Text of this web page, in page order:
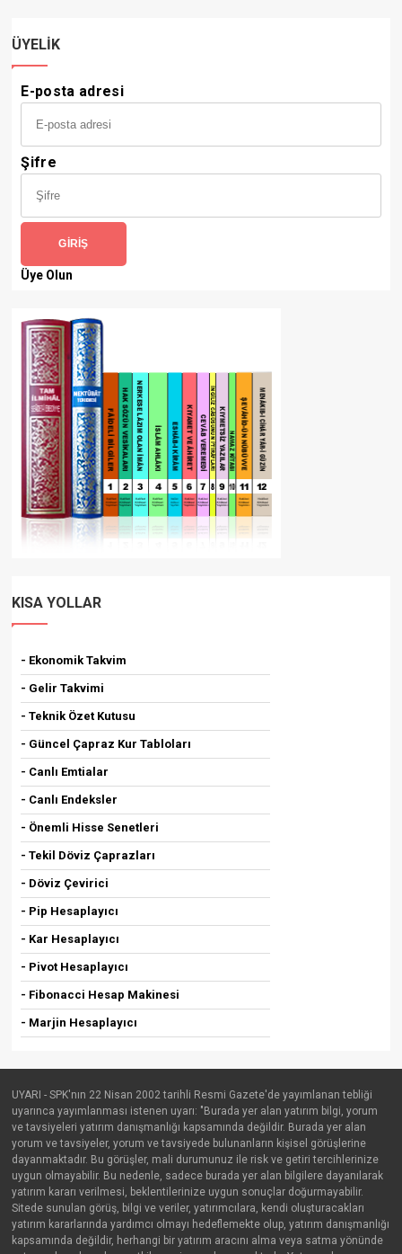
ÜYELIK
E-posta adresi
Şifre
GIRIŞ
Üye Olun
KISA YOLLAR
- Ekonomik Takvim
- Gelir Takvimi
- Teknik Özet Kutusu
- Güncel Çapraz Kur Tabloları
- Canlı Emtialar
- Canlı Endeksler
- Önemli Hisse Senetleri
- Tekil Döviz Çaprazları
- Döviz Çevirici
- Pip Hesaplayıcı
- Kar Hesaplayıcı
- Pivot Hesaplayıcı
- Fibonacci Hesap Makinesi
- Marjin Hesaplayıcı
UYARI - SPK'nın 22 Nisan 2002 tarihli Resmi Gazete'de yayımlanan tebliği
uyarınca yayımlanması istenen uyarı: "Burada yer alan yatırım bilgi, yorum
ve tavsiyeleri yatırım danışmanlığı kapsamında değildir. Burada yer alan
yorum ve tavsiyeler, yorum ve tavsiyede bulunanların kişisel görüşlerine
dayanmaktadır. Bu görüşler, mali durumunuz ile risk ve getiri tercihlerinize
uygun olmayabilir. Bu nedenle, sadece burada yer alan bilgilere dayanılarak
yatırım kararı verilmesi, beklentilerinize uygun sonuçlar doğurmayabilir.
Sitede sunulan görüş, bilgi ve veriler, yatırımcılara, kendi oluşturacakları
yatırım kararlarında yardımcı olmayı hedeflemekte olup, yatırım danışmanlığı
kapsamında değildir, herhangi bir yatırım aracını alma veya satma yönünde